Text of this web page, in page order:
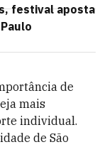
festival aposta
de
mais
individual.
de São